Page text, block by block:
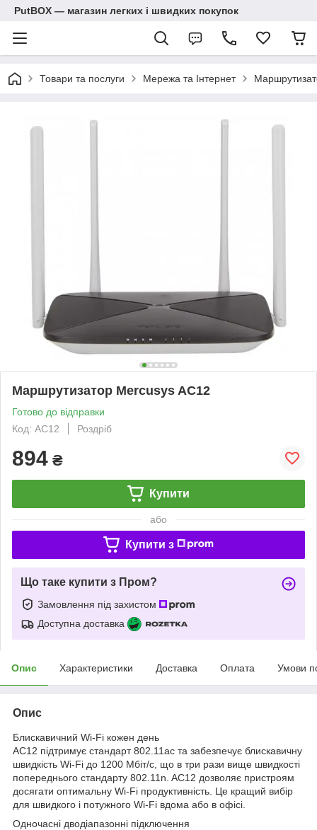
PutBOX — магазин легких і швидких покупок
Товари та послуги Мережа та Інтернет
Маршрутизатор Mercusys AC12
Готово до відправки
Код: AC12
Роздріб
894 ₴
Купити
або
Купити з
Що таке купити з Пром?
Замовлення під захистом
Доступна доставка
Опис Характеристики Доставка Оплата Умови
Опис
Блискавичний Wi-Fi кожен день
AC12 підтримує стандарт 802.11ac та забезпечує блискавичну
швидкість Wi-Fi до 1200 Мбіт/с, що в три рази вище швидкості
попереднього стандарту 802.11n. AC12 дозволяє пристроям
досягати оптимальну Wi-Fi продуктивність. Це кращий вибір
для швидкого і потужного Wi-Fi вдома або в офісі.
Одночасні дводіапазонні підключення